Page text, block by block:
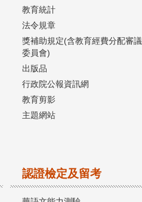
教育統計
法令規章
獎補助規定(含教育經費分配審議
委員會)
出版品
行政院公報資訊網
教育剪影
主題網站
認證檢定及留考